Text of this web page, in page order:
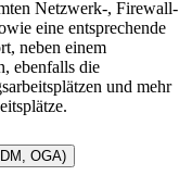
Netzwerk-, Firewall-
eine entsprechende
neben einem
ebenfalls die
und mehr
OGA)